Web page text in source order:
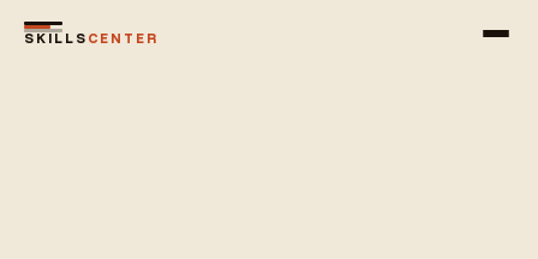
SKILLS CENTER